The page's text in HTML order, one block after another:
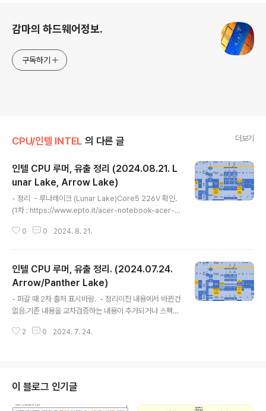
감마의 하드웨어정보.
구독하기
CPU/인텔 INTEL 의 다른 글 더보기
인텔 CPU 루머, 유출 정리 (2024.08.21. L
unar Lake, Arrow Lake)
- 정리 - 루나레이크 (Lunar Lake)Core5 226V 확인.
(1차 : https://www.epto.it/acer-notebook-acer-n
gray-p-22BB0933061.html)(2차 : https://videoc
first-retail-product-with-xe2-gpu-architectur
e) - 애로우레이크 (Arrow Lake)1. 애로우레이크-S(A
RL-S) 6+8코어 제품 GPU GT1 6+8코어면 메테오 레
이크 사례로 봤을 때 울트라5..
0 0 2024. 8. 21.
인텔 CPU 루머, 유출 정리. (2024.07.24.
Arrow/Panther Lake)
- 퍼갈 때 2차 출처 표시바람. - 정리이전 내용에서 바뀐건
없음.기존 내용을 교차검증하는 내용이 추가되거나 스펙
(https://www.youtube.com/watch?v=dJbUB6Pfc
RL-H)라고 주장하는 패키지 이미지. 타일 기능을 추정하
여 표기한게 왼쪽이고, 오른쪽은 메테오 레이크임.애로우
레이크에서 메테오 레이크의 SOC, IOE 타일을 재활용한
2 0 2024. 7. 24.
이 블로그 인기글